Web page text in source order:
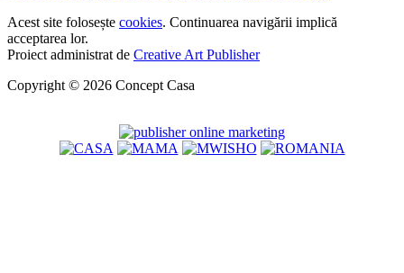
Acest site folosește cookies. Continuarea navigării implică
acceptarea lor.
Proiect administrat de Creative Art Publisher
Copyright © 2026 Concept Casa